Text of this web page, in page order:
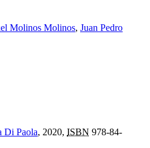
Molinos Molinos, Juan Pedro
Di Paola, 2020, ISBN 978-84-